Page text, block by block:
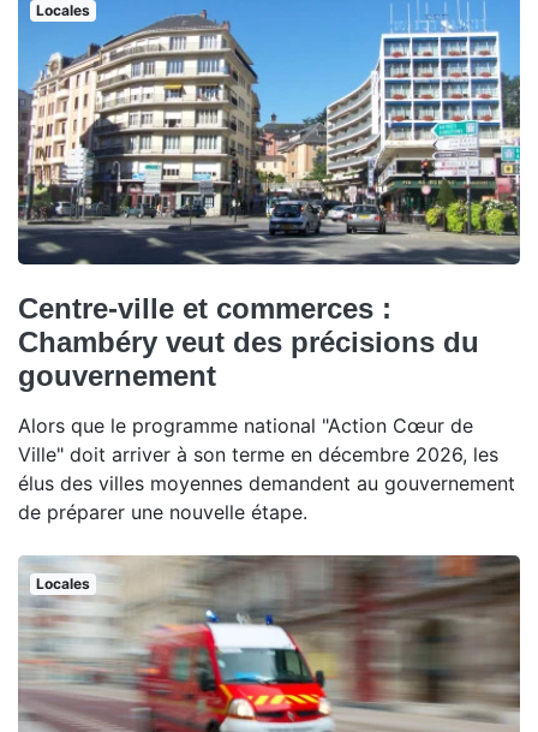
Locales
Centre-ville et commerces :
Chambéry veut des précisions du
gouvernement
Alors que le programme national "Action Cœur de
Ville" doit arriver à son terme en décembre 2026, les
élus des villes moyennes demandent au gouvernement
de préparer une nouvelle étape.
Locales